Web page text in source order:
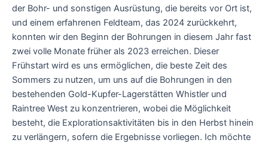
der Bohr- und sonstigen Ausrüstung, die bereits vor Ort ist,
und einem erfahrenen Feldteam, das 2024 zurückkehrt,
konnten wir den Beginn der Bohrungen in diesem Jahr fast
zwei volle Monate früher als 2023 erreichen. Dieser
Frühstart wird es uns ermöglichen, die beste Zeit des
Sommers zu nutzen, um uns auf die Bohrungen in den
bestehenden Gold-Kupfer-Lagerstätten Whistler und
Raintree West zu konzentrieren, wobei die Möglichkeit
besteht, die Explorationsaktivitäten bis in den Herbst hinein
zu verlängern, sofern die Ergebnisse vorliegen. Ich möchte